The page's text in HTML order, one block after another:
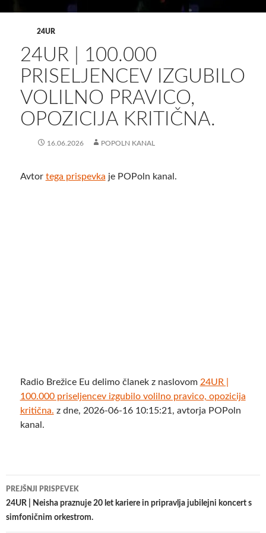
24UR
24UR | 100.000
PRISELJENCEV IZGUBILO
VOLILNO PRAVICO,
OPOZICIJA KRITIČNA.
16.06.2026 POPOLN KANAL
Avtor tega prispevka je POPoln kanal.
Radio Brežice Eu delimo članek z naslovom 24UR |
100.000 priseljencev izgubilo volilno pravico, opozicija
kritična. z dne, 2026-06-16 10:15:21, avtorja POPoln
kanal.
Krmarjenje
po
PREJŠNJI PRISPEVEK
24UR | Neisha praznuje 20 let kariere in pripravlja jubilejni koncert s
simfoničnim orkestrom.